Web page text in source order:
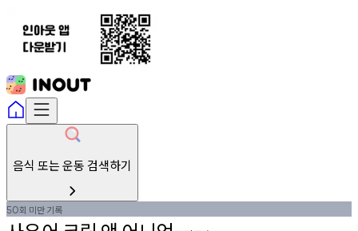
음식 또는 운동 검색하기
50회 미만기록